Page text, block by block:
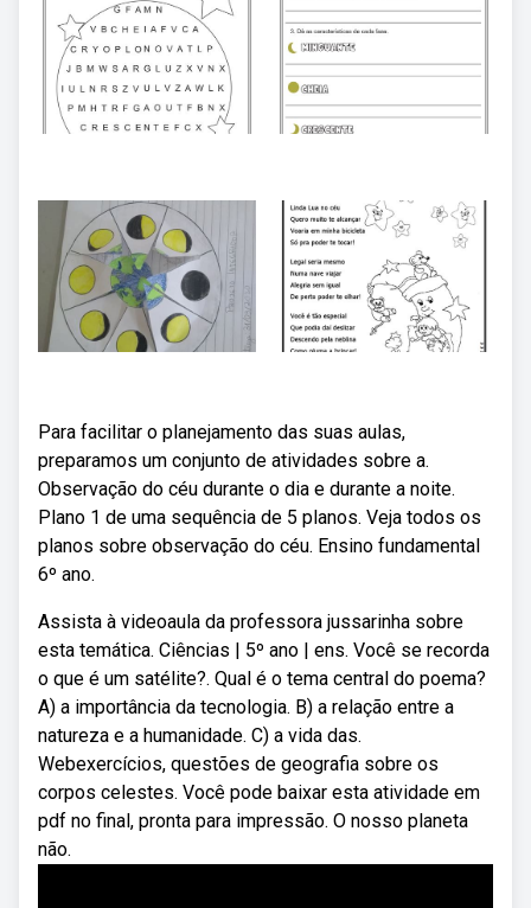
Para facilitar o planejamento das suas aulas,
preparamos um conjunto de atividades sobre a.
Observação do céu durante o dia e durante a noite.
Plano 1 de uma sequência de 5 planos. Veja todos os
planos sobre observação do céu. Ensino fundamental
6º ano.
Assista à videoaula da professora jussarinha sobre
esta temática. Ciências | 5º ano | ens. Você se recorda
o que é um satélite?. Qual é o tema central do poema?
A) a importância da tecnologia. B) a relação entre a
natureza e a humanidade. C) a vida das.
Webexercícios, questões de geografia sobre os
corpos celestes. Você pode baixar esta atividade em
pdf no final, pronta para impressão. O nosso planeta
não.